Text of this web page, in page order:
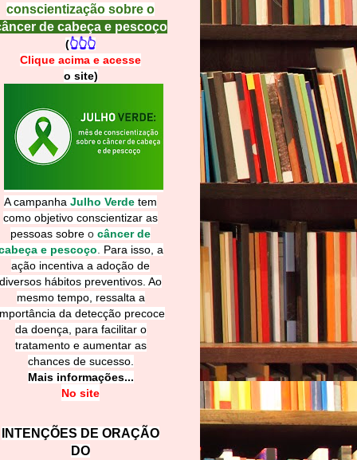
conscientização sobre o
de cabeça e pescoço
(👆👆👆
Clique acima e acesse
o site)
A campanha Julho Verde tem
como objetivo conscientizar as
pessoas sobre o câncer de
e pescoço
Para isso, a
ação incentiva a adoção de
diversos hábitos preventivos. Ao
mesmo tempo, ressalta a
da detecção precoce
da doença, para facilitar o
tratamento e aumentar as
chances de sucesso.
Mais informações...
No site
INTENÇÕES DE ORAÇÃO
DO